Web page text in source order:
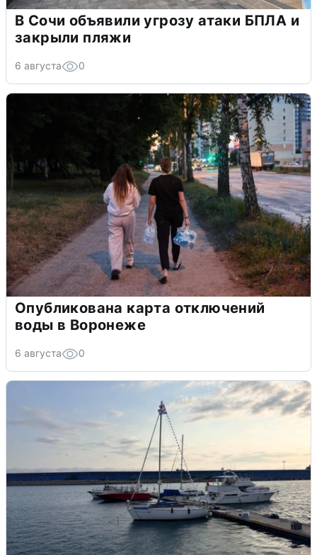
В Сочи объявили угрозу атаки БПЛА и
закрыли пляжи
6 августа 0
Опубликована карта отключений
воды в Воронеже
6 августа 0